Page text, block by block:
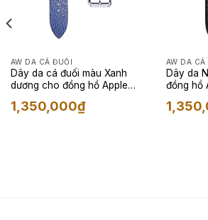
AW DA CÁ ĐUỐI
Dây da cá đuối màu Xanh
dương cho đồng hồ Apple
1,350,000₫
AW DA CÁ
Dây da
đồng hồ